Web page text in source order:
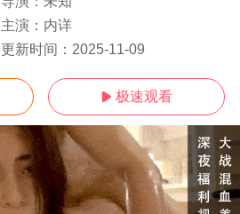
主演： 内详
更新时间： 2025-11-09
 极速观看